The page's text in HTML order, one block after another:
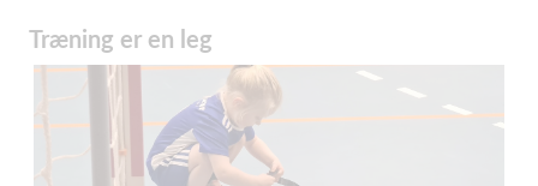
Træning er en leg